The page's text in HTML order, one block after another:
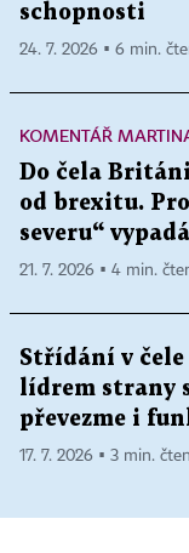
schopnosti
24. 7. 2026 ▪ 6 min.
KOMENTÁŘ
Do čela
od brexitu.
severu“
21. 7. 2026 ▪ 4 min.
Střídání v
lídrem strany
převezme i
17. 7. 2026 ▪ 3 min.